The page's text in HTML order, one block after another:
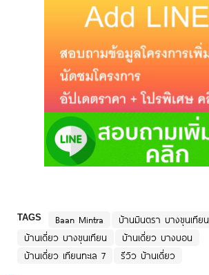
TAGS Baan Mintra บ้านมินตรา บางขุนเทียน
บ้านเดี่ยว บางขุนเทียน
บ้านเดี่ยว บางบอน
บ้านเดี่ยว เทียนทะเล 7
รีวิว บ้านเดี่ยว